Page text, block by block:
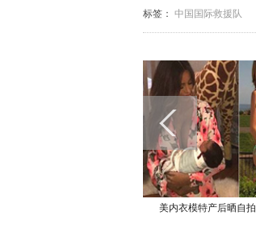
标签： 中国国际救援队
美内衣模特产后晒自